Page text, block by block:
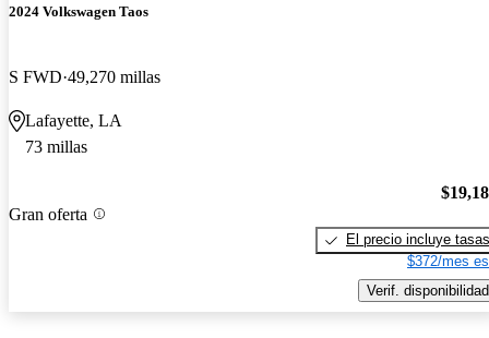
2024 Volkswagen Taos
S FWD 49,270 millas
Lafayette, LA
73 millas
Gran oferta
El precio incluye tasas
$372/mes
Verif. disponibilidad